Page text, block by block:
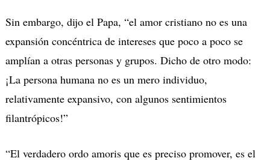
Sin embargo, dijo el Papa, “el amor cristiano no es una
expansión concéntrica de intereses que poco a poco se
amplían a otras personas y grupos. Dicho de otro modo:
¡La persona humana no es un mero individuo,
relativamente expansivo, con algunos sentimientos
filantrópicos!”
“El verdadero ordo amoris que es preciso promover, es el